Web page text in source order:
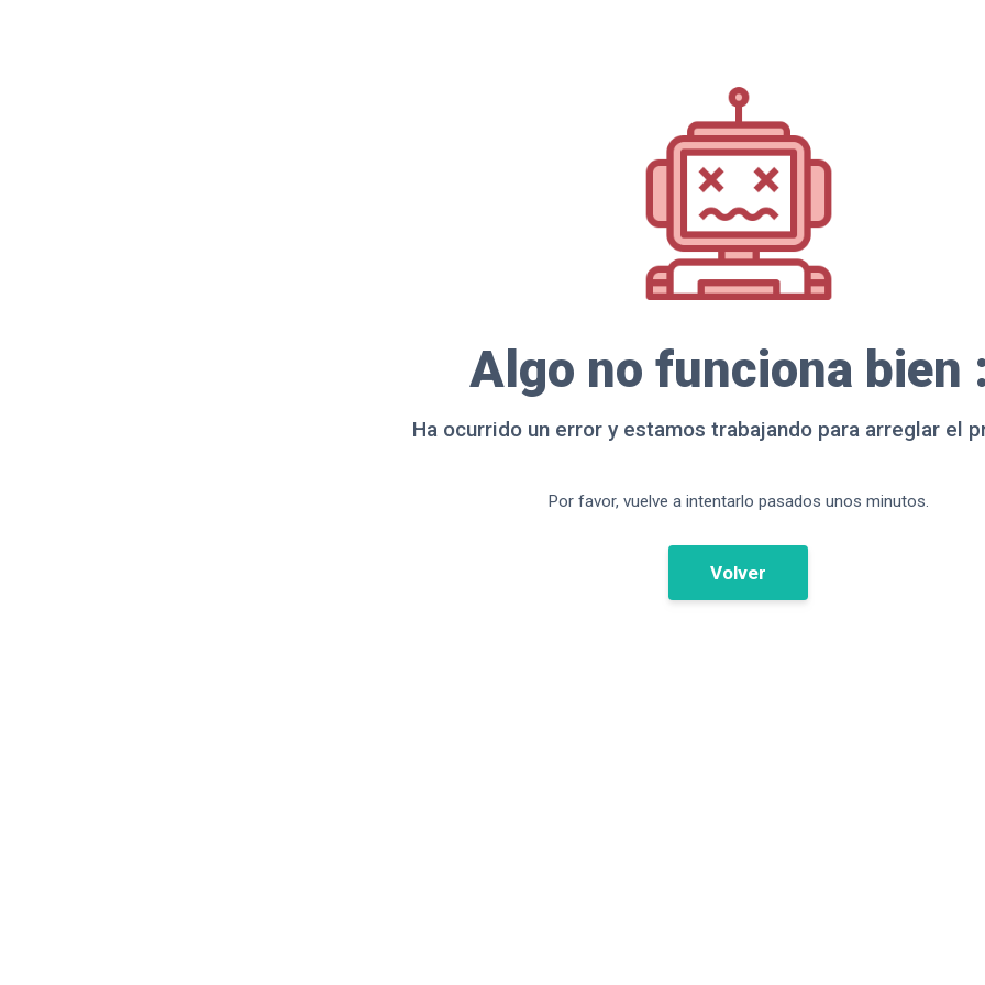
Algo no funciona bien
Ha ocurrido un error y estamos trabajando para arreglar el
Por favor, vuelve a intentarlo pasados unos minutos.
Volver